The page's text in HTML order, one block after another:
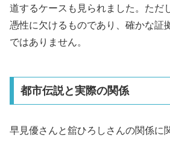
道するケースも見られました。ただ
憑性に欠けるものであり、確かな証
ではありません。
都市伝説と実際の関係
早見優さんと舘ひろしさんの関係に